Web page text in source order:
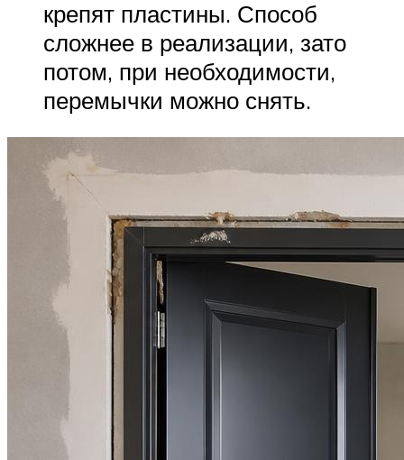
крепят пластины. Способ
сложнее в реализации, зато
потом, при необходимости,
перемычки можно снять.